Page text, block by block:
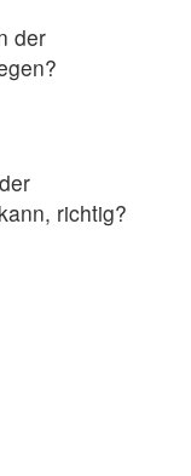
der
richtig?